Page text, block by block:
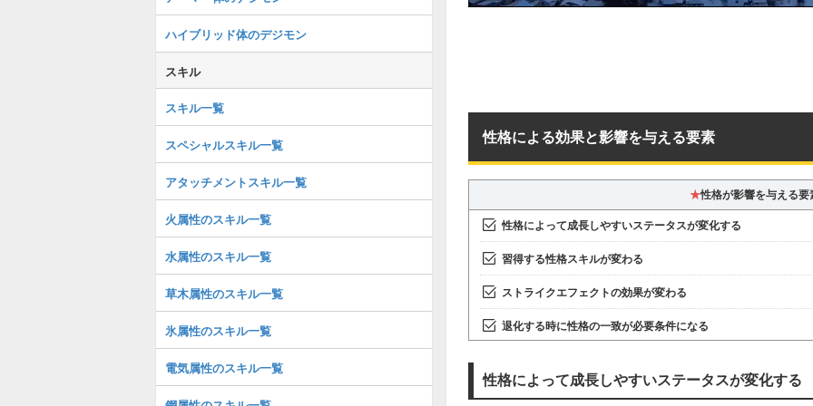
性格による効果と影響を与える要素
★性格が影響を与える要
性格によって成長しやすいステータスが変化する
習得する性格スキルが変わる
ストライクエフェクトの効果が変わる
退化する時に性格の一致が必要条件になる
性格によって成長しやすいステータスが変化する
ハイブリッド体のデジモン
スキル
スキル一覧
スペシャルスキル一覧
アタッチメントスキル一覧
火属性のスキル一覧
水属性のスキル一覧
草木属性のスキル一覧
氷属性のスキル一覧
電気属性のスキル一覧